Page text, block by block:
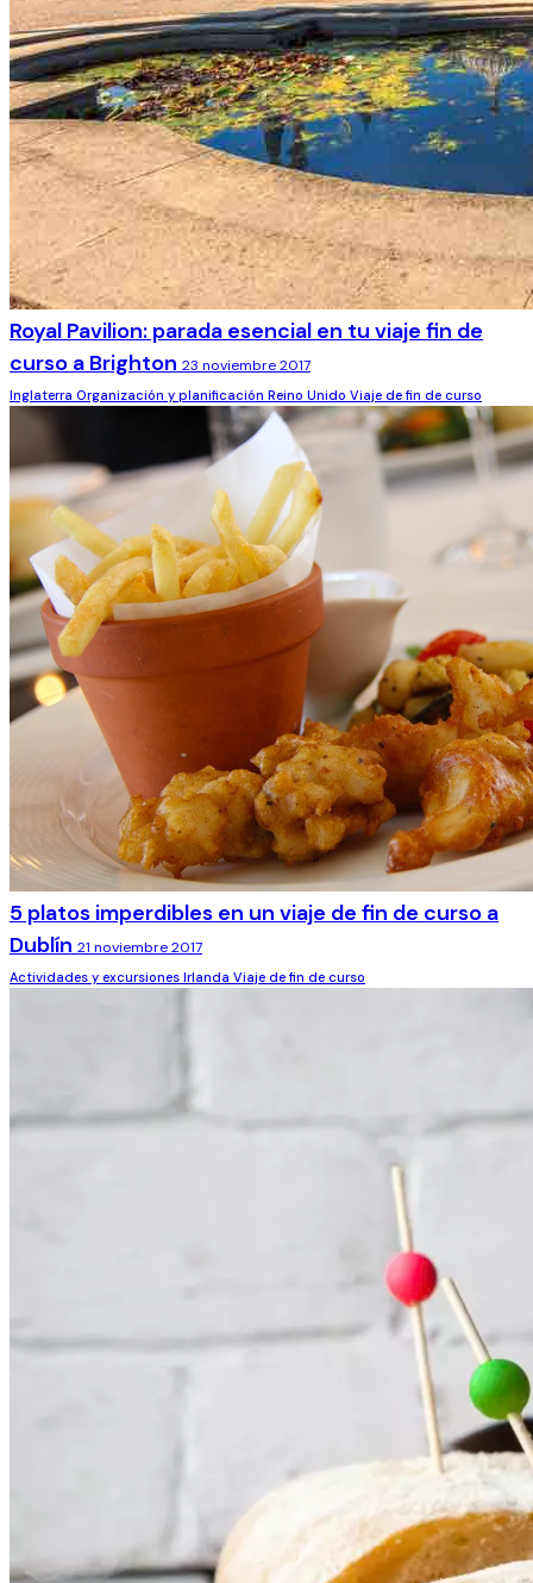
Royal Pavilion: parada esencial en tu viaje fin de
curso a Brighton 23 noviembre 2017
Inglaterra Organización y planificación Reino Unido Viaje de fin de curso
5 platos imperdibles en un viaje de fin de curso a
Dublín 21 noviembre 2017
Actividades y excursiones Irlanda Viaje de fin de curso